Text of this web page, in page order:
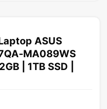
ASUS
MA089WS
| 1TB SSD |